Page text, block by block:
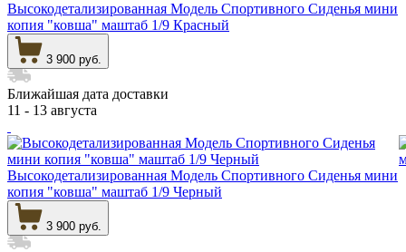
Высокодетализированная Модель Спортивного Сиденья мини
копия "ковша" маштаб 1/9 Красный
3 900 руб.
Ближайшая дата доставки
11 - 13 августа
Высокодетализированная Модель Спортивного Сиденья мини
копия "ковша" маштаб 1/9 Черный
3 900 руб.